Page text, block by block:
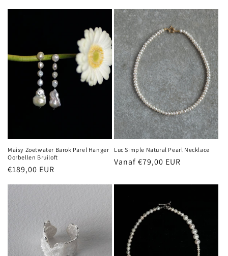
Maisy Zoetwater Barok Parel Hanger
Oorbellen Bruiloft
Normale
€189,00 EUR
Luc Simple Natural Pearl Necklace
Normale
Vanaf €79,00 EUR